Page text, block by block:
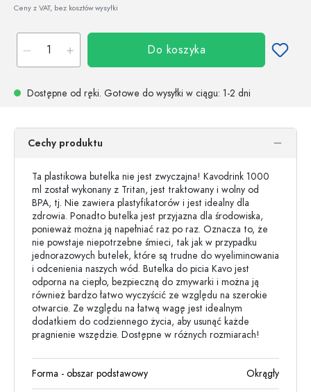
Ceny z VAT, bez kosztów wysyłki
Do koszyka
Dostępne od ręki. Gotowe do wysyłki w ciągu: 1-2 dni
Cechy produktu
Ta plastikowa butelka nie jest zwyczajna! Kavodrink 1000
ml został wykonany z Tritan, jest traktowany i wolny od
BPA, tj. Nie zawiera plastyfikatorów i jest idealny dla
zdrowia. Ponadto butelka jest przyjazna dla środowiska,
ponieważ można ją napełniać raz po raz. Oznacza to, że
nie powstaje niepotrzebne śmieci, tak jak w przypadku
jednorazowych butelek, które są trudne do wyeliminowania
i odcenienia naszych wód. Butelka do picia Kavo jest
odporna na ciepło, bezpieczną do zmywarki i można ją
również bardzo łatwo wyczyścić ze względu na szerokie
otwarcie. Ze względu na łatwą wagę jest idealnym
dodatkiem do codziennego życia, aby usunąć każde
pragnienie wszędzie. Dostępne w różnych rozmiarach!
Forma - obszar podstawowy Okrągły